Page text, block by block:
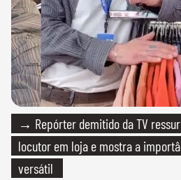
→ Repórter demitido da TV
locutor em loja e mostra a
versátil